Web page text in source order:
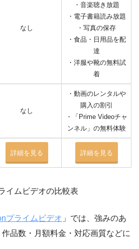
なし
・音楽聴き放題
・電子書籍読み放題
・写真の保存
・食品・日用品を配
達
・洋服や靴の無料試
着
なし
・動画のレンタルや
購入の割引
・「Prime Videoチャ
ンネル」の無料体験
詳細を見る 詳細を見る
イムビデオの比較表
プライムビデオ 」では、強みのあ
品数・月額料金・対応画質などに